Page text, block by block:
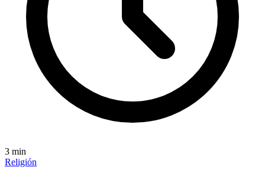
3 min
Religión